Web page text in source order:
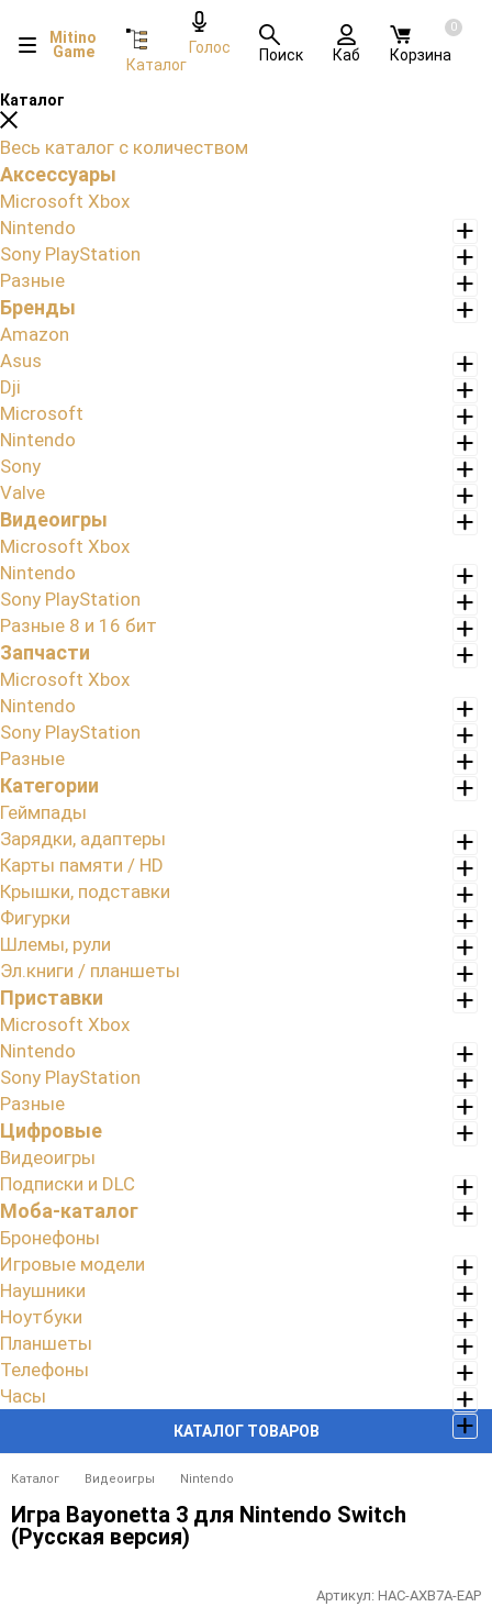
КАТАЛОГ ТОВАРОВ
Mitino
Game
Каталог
Голос Поиск Каб
0
Корзина
Каталог
Весь каталог с количеством
Аксессуары
Microsoft Xbox
Nintendo
Sony PlayStation
Разные
Бренды
Amazon
Asus
Dji
Microsoft
Nintendo
Sony
Valve
Видеоигры
Microsoft Xbox
Nintendo
Sony PlayStation
Разные 8 и 16 бит
Запчасти
Microsoft Xbox
Nintendo
Sony PlayStation
Разные
Категории
Геймпады
Зарядки, адаптеры
Карты памяти / HD
Крышки, подставки
Фигурки
Шлемы, рули
Эл.книги / планшеты
Приставки
Microsoft Xbox
Nintendo
Sony PlayStation
Разные
Цифровые
Видеоигры
Подписки и DLC
Моба-каталог
Бронефоны
Игровые модели
Наушники
Ноутбуки
Планшеты
Телефоны
Часы
Каталог Видеоигры Nintendo
Игра Bayonetta 3 для Nintendo Switch
(Русская версия)
Артикул: HAC-AXB7A-EAP